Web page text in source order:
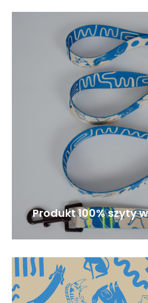
Produkt 100% szyty